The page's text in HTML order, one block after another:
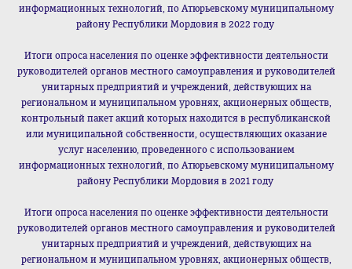
информационных технологий, по Атюрьевскому муниципальному
району Республики Мордовия в 2022 году
Итоги опроса населения по оценке эффективности деятельности
руководителей органов местного самоуправления и руководителей
унитарных предприятий и учреждений, действующих на
региональном и муниципальном уровнях, акционерных обществ,
контрольный пакет акций которых находится в республиканской
или муниципальной собственности, осуществляющих оказание
услуг населению, проведенного с использованием
информационных технологий, по Атюрьевскому муниципальному
району Республики Мордовия в 2021 году
Итоги опроса населения по оценке эффективности деятельности
руководителей органов местного самоуправления и руководителей
унитарных предприятий и учреждений, действующих на
региональном и муниципальном уровнях, акционерных обществ,